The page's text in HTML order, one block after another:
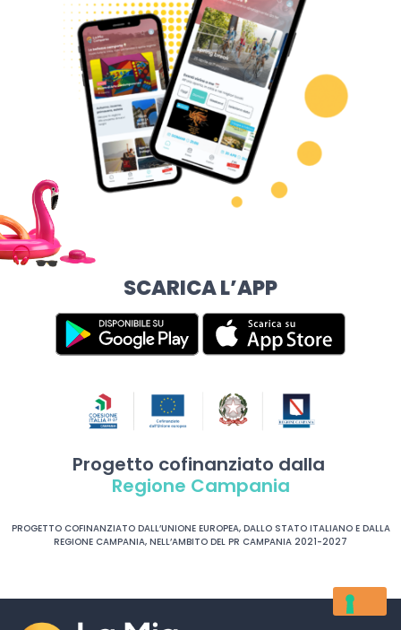
SCARICA L’APP
Progetto cofinanziato dalla
Regione Campania
PROGETTO COFINANZIATO DALL’UNIONE EUROPEA, DALLO STATO ITALIANO E DALLA
REGIONE CAMPANIA, NELL’AMBITO DEL PR CAMPANIA 2021-2027